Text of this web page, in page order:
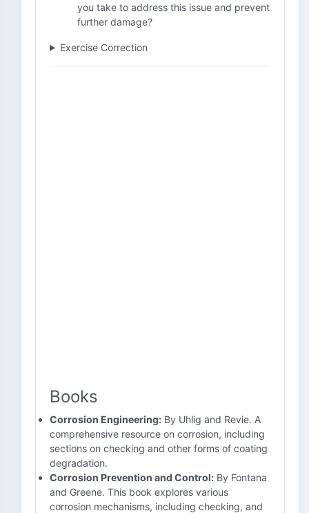
you take to address this issue and prevent
further damage?
Exercise Correction
Books
Corrosion Engineering: By Uhlig and Revie. A
comprehensive resource on corrosion, including
sections on checking and other forms of coating
degradation.
Corrosion Prevention and Control: By Fontana
and Greene. This book explores various
corrosion mechanisms, including checking, and